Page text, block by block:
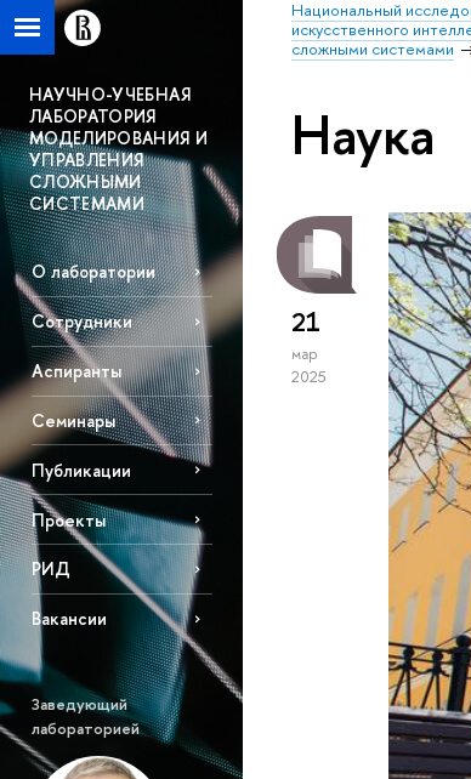
Национальный
искусственного
сложными системами
НАУЧНО-УЧЕБНАЯ
ЛАБОРАТОРИЯ
МОДЕЛИРОВАНИЯ И
УПРАВЛЕНИЯ
СЛОЖНЫМИ
СИСТЕМАМИ
О лаборатории
Сотрудники
Аспиранты
Семинары
Публикации
Проекты
РИД
Вакансии
Заведующий
лабораторией
Наука
21
мар
2025